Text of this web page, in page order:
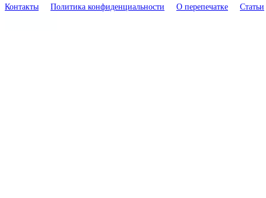
Контакты
Политика конфиденциальности О перепечатке Статьи